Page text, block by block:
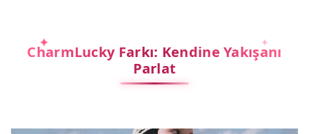
CharmLucky Farkı: Kendine Yakışanı
Parlat